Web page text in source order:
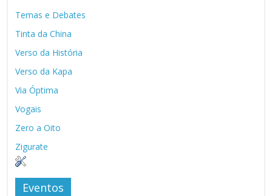
Temas e Debates
Tinta da China
Verso da História
Verso da Kapa
Via Óptima
Vogais
Zero a Oito
Zigurate
Eventos